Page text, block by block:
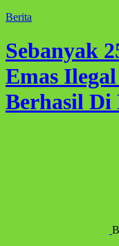
Berita
Sebanyak
Emas
Berhasil Di